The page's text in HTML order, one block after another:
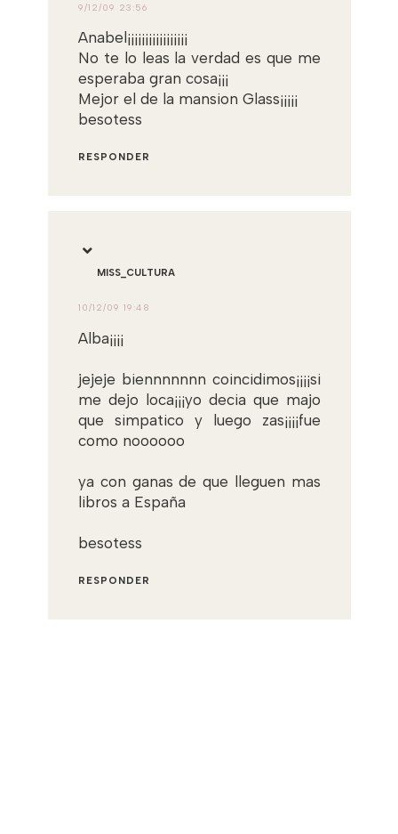
9/12/09 23:56
Anabel¡¡¡¡¡¡¡¡¡¡¡¡¡¡¡¡¡
No te lo leas la verdad es que me
esperaba gran cosa¡¡¡
Mejor el de la mansion Glass¡¡¡¡¡
besotess
RESPONDER
MISS_CULTURA
10/12/09 19:48
Alba¡¡¡¡
jejeje biennnnnnn coincidimos¡¡¡¡si
me dejo loca¡¡¡yo decia que majo
que simpatico y luego zas¡¡¡¡fue
como noooooo
ya con ganas de que lleguen mas
libros a España
besotess
RESPONDER